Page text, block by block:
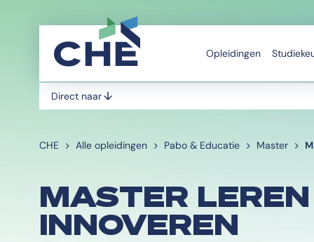
Opleidingen
Direct naar
CHE Alle opleidingen Pabo & Educatie Master
MASTER
INNOVEREN